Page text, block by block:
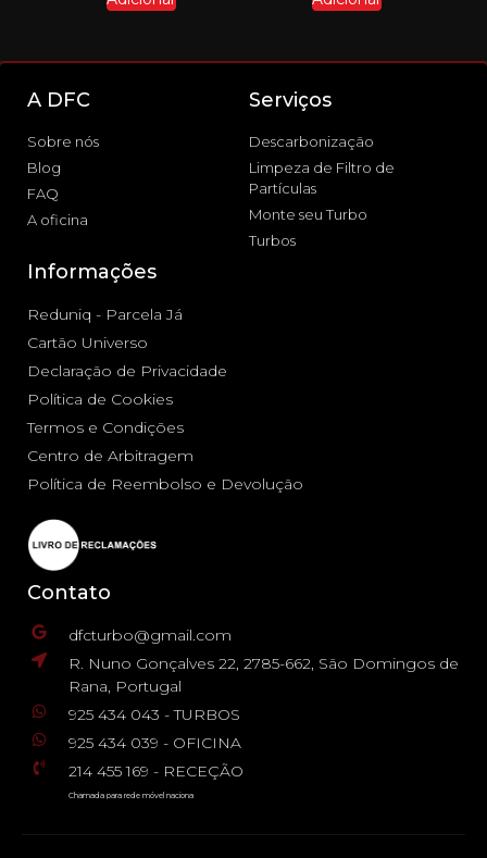
A DFC
Sobre nós
Blog
FAQ
A oficina
Serviços
Descarbonização
Limpeza de Filtro de
Partículas
Monte seu Turbo
Turbos
Informações
Reduniq - Parcela Já
Cartão Universo
Declaração de Privacidade
Política de Cookies
Termos e Condições
Centro de Arbitragem
Política de Reembolso e Devolução
Contato
dfcturbo@gmail.com
R. Nuno Gonçalves 22, 2785-662, São Domingos de
Rana, Portugal
925 434 043 - TURBOS
925 434 039 - OFICINA
214 455 169 - RECEÇÃO
Chamada para rede móvel naciona